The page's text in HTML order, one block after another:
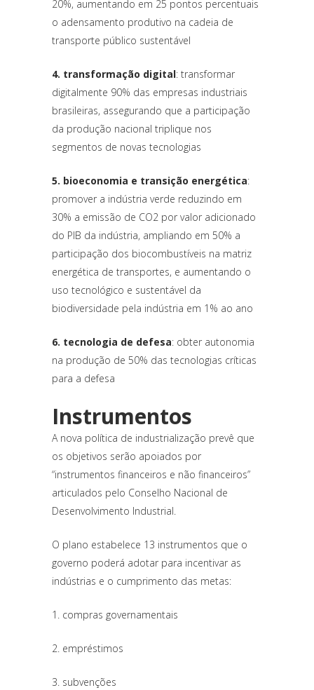
20%, aumentando em 25 pontos percentuais
o adensamento produtivo na cadeia de
transporte público sustentável
4. transformação digital: transformar
digitalmente 90% das empresas industriais
brasileiras, assegurando que a participação
da produção nacional triplique nos
segmentos de novas tecnologias
5. bioeconomia e transição energética:
promover a indústria verde reduzindo em
30% a emissão de CO2 por valor adicionado
do PIB da indústria, ampliando em 50% a
participação dos biocombustíveis na matriz
energética de transportes, e aumentando o
uso tecnológico e sustentável da
biodiversidade pela indústria em 1% ao ano
6. tecnologia de defesa: obter autonomia
na produção de 50% das tecnologias críticas
para a defesa
Instrumentos
A nova política de industrialização prevê que
os objetivos serão apoiados por
“instrumentos financeiros e não financeiros”
articulados pelo Conselho Nacional de
Desenvolvimento Industrial.
O plano estabelece 13 instrumentos que o
governo poderá adotar para incentivar as
indústrias e o cumprimento das metas:
1. compras governamentais
2. empréstimos
3. subvenções